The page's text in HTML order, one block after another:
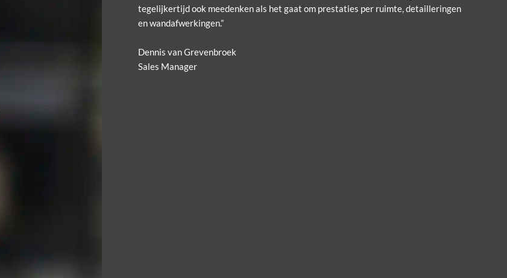
tegelijkertijd ook meedenken als het gaat om prestaties per ruimte, detailleringen
en wandafwerkingen.”
Dennis van Grevenbroek
Sales Manager